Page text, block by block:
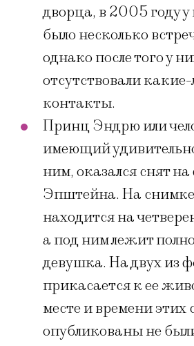
дворца, в 2005 году
было несколько
однако после того у
отсутствовали
контакты.
Принц Эндрю или
имеющий
ним, оказался снят
Эпштейна. На
находится на
а под ним лежит
девушка. На двух из
прикасается к ее
месте и времени этих
опубликованы не